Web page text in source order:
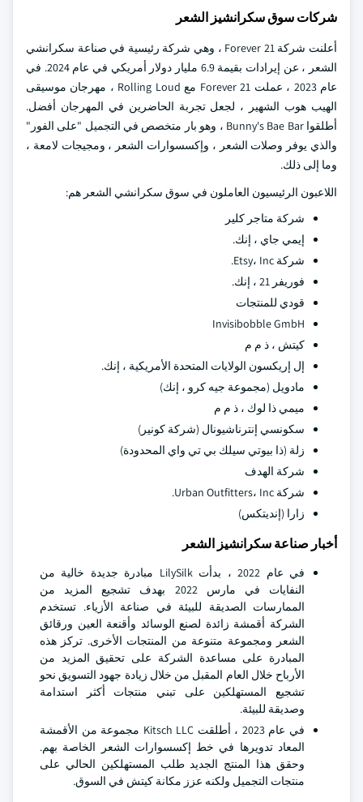
شركات سوق سكرانشيز الشعر
أعلنت شركة Forever 21 ، وهي شركة رئيسية في صناعة سكرانشي
الشعر ، عن إيرادات بقيمة 6.9 مليار دولار أمريكي في عام 2024. في
عام 2023 ، عملت Forever 21 مع Rolling Loud ، مهرجان موسيقى
الهيب هوب الشهير ، لجعل تجربة الحاضرين في المهرجان أفضل.
أطلقوا Bunny's Bae Bar ، وهو بار متخصص في التجميل "على الفور"
والذي يوفر وصلات الشعر ، وإكسسوارات الشعر ، ومجيجات لامعة ،
وما إلى ذلك.
اللاعبون الرئيسيون العاملون في سوق سكرانشي الشعر هم:
شركة متاجر كلير
إيمي جاي ، إنك.
شركة Etsy، Inc.
فوريفر 21 ، إنك.
قودي للمنتجات
Invisibobble GmbH
كيتش ، ذ م م
إل إريكسون الولايات المتحدة الأمريكية ، إنك.
مادويل (مجموعة جيه كرو ، إنك)
ميمي ذا لوك ، ذ م م
سكونسي إنترناشيونال (شركة كونير)
زلة (ذا بيوتي سيلك بي تي واي المحدودة)
شركة الهدف
شركة Urban Outfitters، Inc.
زارا (إنديتكس)
أخبار صناعة سكرانشيز الشعر
في عام 2022 ، بدأت LilySilk مبادرة جديدة خالية من
النفايات في مارس 2022 بهدف تشجيع المزيد من
الممارسات الصديقة للبيئة في صناعة الأزياء. تستخدم
الشركة أقمشة زائدة لصنع الوسائد وأقنعة العين ورقائق
الشعر ومجموعة متنوعة من المنتجات الأخرى. تركز هذه
المبادرة على مساعدة الشركة على تحقيق المزيد من
الأرباح خلال العام المقبل من خلال زيادة جهود التسويق نحو
تشجيع المستهلكين على تبني منتجات أكثر استدامة
وصديقة للبيئة.
في عام 2023 ، أطلقت Kitsch LLC مجموعة من الأقمشة
المعاد تدويرها في خط إكسسوارات الشعر الخاصة بهم.
وحقق هذا المنتج الجديد طلب المستهلكين الحالي على
منتجات التجميل ولكنه عزز مكانة كيتش في السوق.